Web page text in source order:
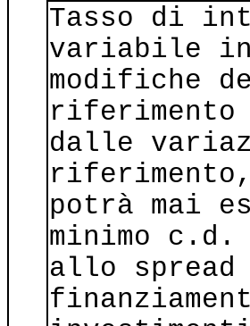
Tasso di
variabile
modifiche
riferimento
dalle
potrà mai
minimo
allo